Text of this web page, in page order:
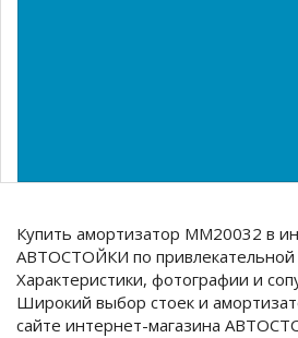
Купить амортизатор MM20032 в
АВТОСТОЙКИ по привлекательной
Характеристики, фотографии и
Широкий выбор стоек и
сайте интернет-магазина